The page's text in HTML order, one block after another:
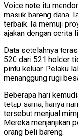
Voice note itu
masuk bareng dana.
terbaik. Ia memuji
ajakan dengan cerita
Data setelahnya
520 dari 521 holder
pintu keluar. Pelaku
menanggung rugi
Beberapa hari
tetap sama, hanya
tersebut menjual
Mereka menjanjikan
orang beli bareng.